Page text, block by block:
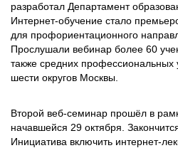
разработал Департамент
Интернет-обучение стало
для профориентационного
Прослушали вебинар более 60
также средних профессиональных
шести округов Москвы.
Второй веб-семинар прошёл в
начавшейся 29 октября.
Инициатива включить интернет-